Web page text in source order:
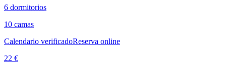
6 dormitorios
10 camas
Calendario verificadoReserva online
22 €